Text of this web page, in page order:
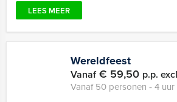
LEES MEER
Wereldfeest
Vanaf€ 59,50 p.p.
Vanaf 50 personen ‐ 4 uur